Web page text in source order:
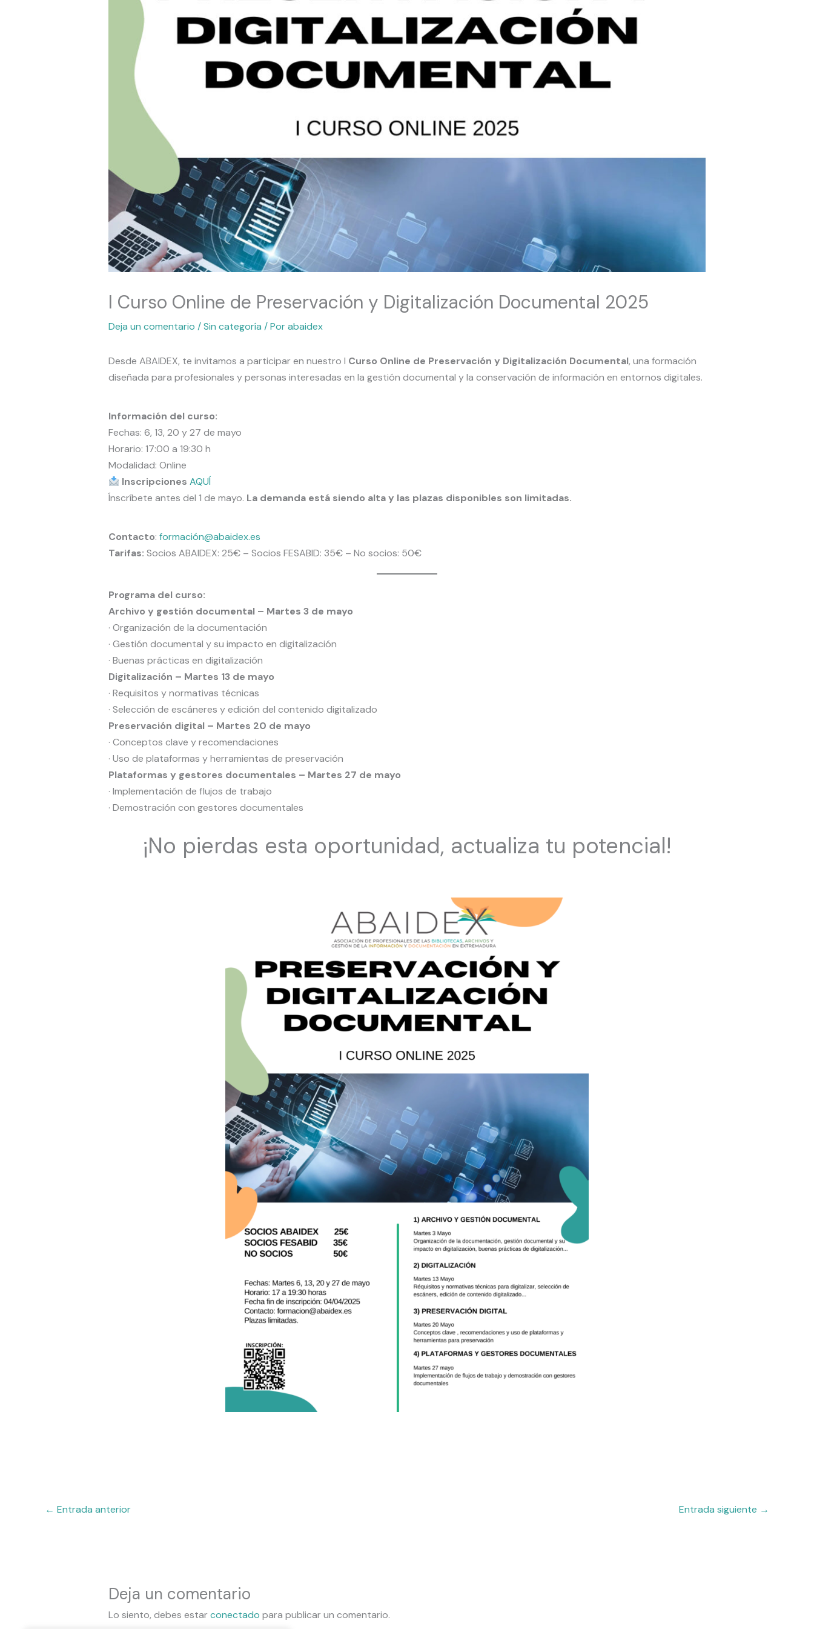
I Curso Online de Preservación y Digitalización Documental 2025
Deja un comentario /Sin categoría / Porabaidex
Desde ABAIDEX, te invitamos a participar en nuestro I Curso Online de Preservación y Digitalización Documental, una formación
diseñada para profesionales y personas interesadas en la gestión documental y la conservación de información en entornos digitales.
Información del curso:
Fechas: 6, 13, 20 y 27 de mayo
Horario: 17:00 a 19:30 h
Modalidad: Online
Inscripciones AQUÍ
Ínscríbete antes del 1 de mayo. La demanda está siendo alta y las plazas disponibles son limitadas.
Contacto: formación@abaidex.es
Tarifas: Socios ABAIDEX: 25€ – Socios FESABID: 35€ – No socios: 50€
Programa del curso:
Archivo y gestión documental – Martes 3 de mayo
· Organización de la documentación
· Gestión documental y su impacto en digitalización
· Buenas prácticas en digitalización
Digitalización – Martes 13 de mayo
· Requisitos y normativas técnicas
· Selección de escáneres y edición del contenido digitalizado
Preservación digital – Martes 20 de mayo
· Conceptos clave y recomendaciones
· Uso de plataformas y herramientas de preservación
Plataformas y gestores documentales – Martes 27 de mayo
· Implementación de flujos de trabajo
· Demostración con gestores documentales
¡No pierdas esta oportunidad, actualiza tu potencial!
← Entrada anterior Entrada siguiente →
Deja un comentario
Lo siento, debes estarconectado para publicar un comentario.